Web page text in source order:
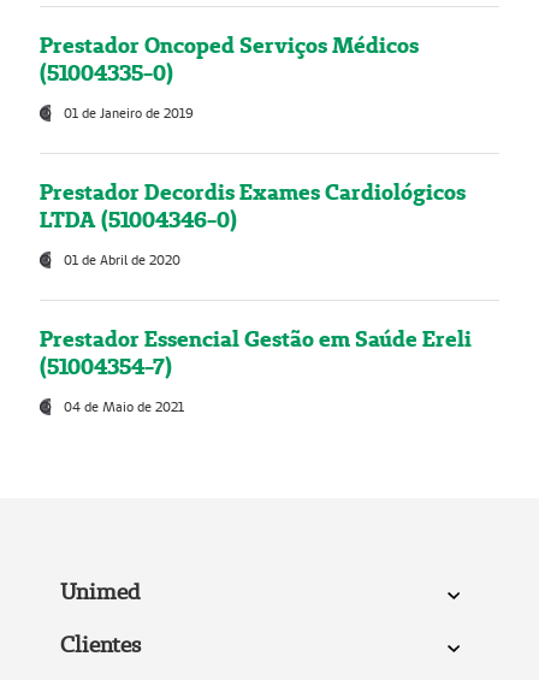
Prestador Oncoped Serviços Médicos
(51004335-0)
01 de Janeiro de 2019
Prestador Decordis Exames Cardiológicos
LTDA (51004346-0)
01 de Abril de 2020
Prestador Essencial Gestão em Saúde Ereli
(51004354-7)
04 de Maio de 2021
Unimed
Clientes